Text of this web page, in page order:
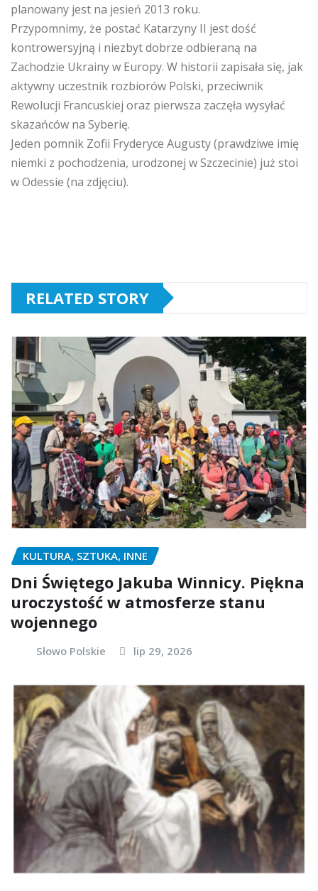
planowany jest na jesień 2013 roku.
Przypomnimy, że postać Katarzyny II jest dość
kontrowersyjną i niezbyt dobrze odbieraną na
Zachodzie Ukrainy w Europy. W historii zapisała się, jak
aktywny uczestnik rozbiorów Polski, przeciwnik
Rewolucji Francuskiej oraz pierwsza zaczęła wysyłać
skazańców na Syberię.
Jeden pomnik Zofii Fryderyce Augusty (prawdziwe imię
niemki z pochodzenia, urodzonej w Szczecinie) już stoi
w Odessie (na zdjęciu).
RELATED STORY
KULTURA, SZTUKA, INNE
Dni Świętego Jakuba Winnicy. Piękna
uroczystość w atmosferze stanu
wojennego
Słowo Polskie lip 29, 2026